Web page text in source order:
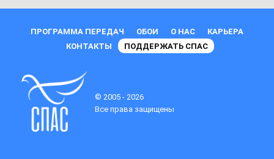
ПРОГРАММА ПЕРЕДАЧ ОБОИ О НАС
КАРЬЕРА
КОНТАКТЫ
ПОДДЕРЖАТЬ СПАС
© 2005 - 2026
Все права защищены